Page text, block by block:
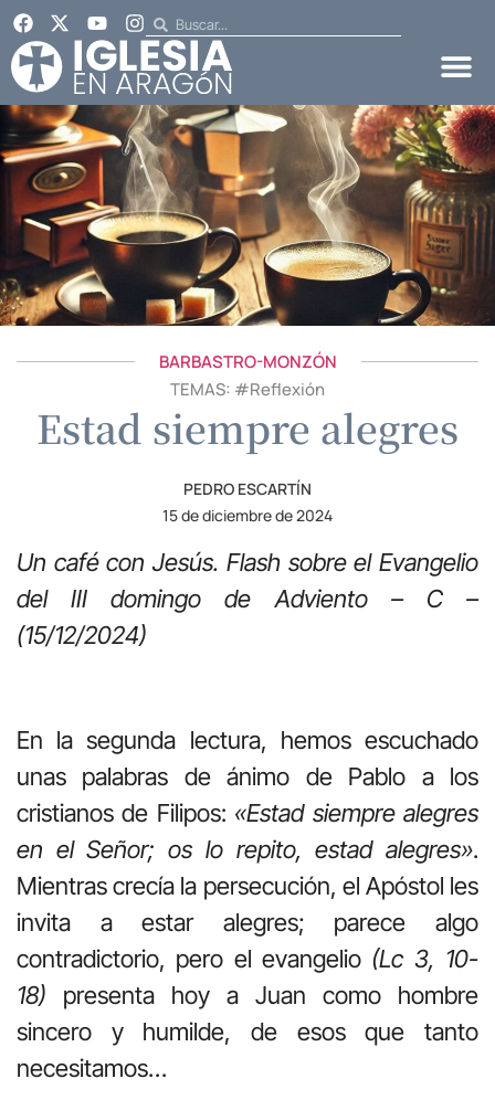
BARBASTRO-MONZÓN
TEMAS: #Reflexión
Estad siempre alegres
PEDRO ESCARTÍN
15 de diciembre de 2024
Un café con Jesús. Flash sobre el Evangelio
del III domingo de Adviento – C –
(15/12/2024)
En la segunda lectura, hemos escuchado
unas palabras de ánimo de Pablo a los
cristianos de Filipos: «Estad siempre alegres
en el Señor; os lo repito, estad alegres».
Mientras crecía la persecución, el Apóstol les
invita a estar alegres; parece algo
contradictorio, pero el evangelio (Lc 3, 10-
18) presenta hoy a Juan como hombre
sincero y humilde, de esos que tanto
necesitamos…